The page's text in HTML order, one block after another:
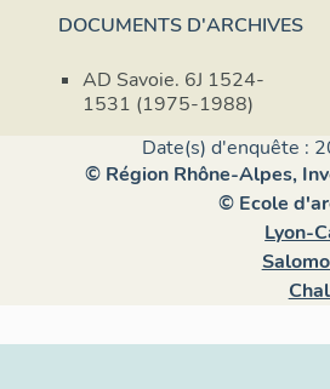
DOCUMENTS D'ARCHIVES
AD Savoie. 6J 1524-
1531 (1975-1988)
Date(s) d'enquête :
© Région Rhône-Alpes,
© Ecole
Lyon-